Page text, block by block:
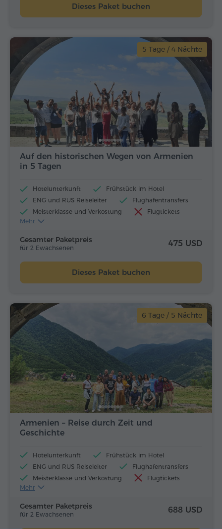
Dieses Paket buchen
5 Tage / 4 Nächte
Auf den historischen Wegen von Armenien
in 5 Tagen
Hotelunterkunft
Frühstück im Hotel
ENG und RUS Reiseleiter
Flughafentransfers
Meisterklasse und Verkostung
Flugtickets
Mittagessen und Abendessen
Mehr
Gesamter Paketpreis
für 2 Ewachsenen 475 USD
Dieses Paket buchen
6 Tage / 5 Nächte
Armenien – Reise durch Zeit und
Geschichte
Hotelunterkunft
Frühstück im Hotel
ENG und RUS Reiseleiter
Flughafentransfers
Meisterklasse und Verkostung
Flugtickets
Mittagessen und Abendessen
Mehr
Gesamter Paketpreis
für 2 Ewachsenen 688 USD